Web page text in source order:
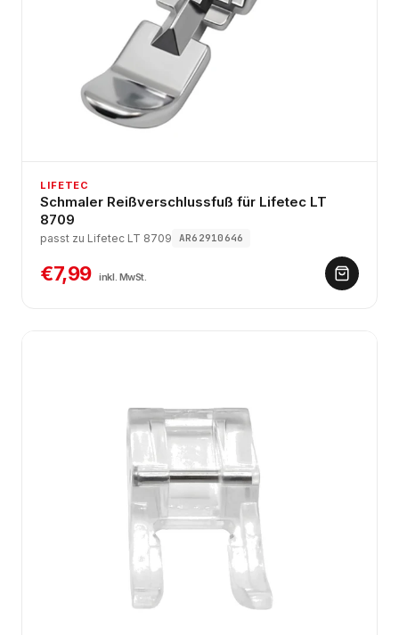
LIFETEC
Schmaler Reißverschlussfuß für Lifetec LT
8709
passt zu Lifetec LT 8709 AR62910646
€7,99 inkl. MwSt.